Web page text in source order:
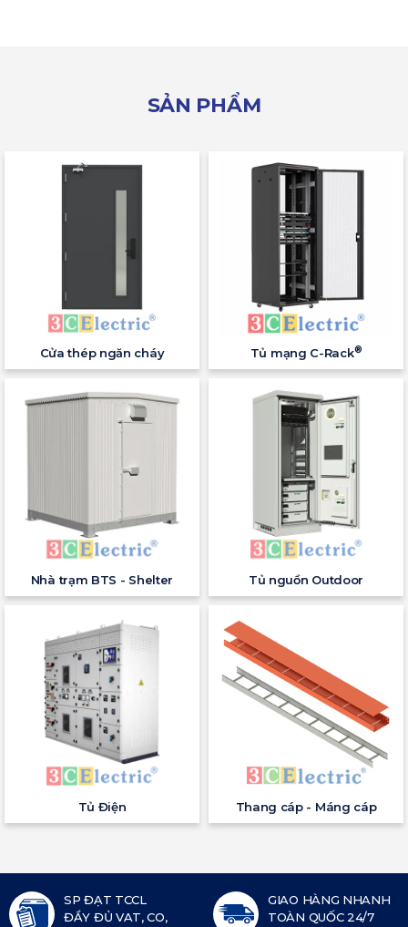
SẢN PHẨM
Cửa thép ngăn cháy Tủ mạng C-Rack®
Nhà trạm BTS - Shelter Tủ nguồn Outdoor
Tủ Điện Thang cáp - Máng cáp
SP ĐẠT TCCL
ĐẦY ĐỦ VAT, CO,
GIAO HÀNG NHANH
TOÀN QUỐC 24/7